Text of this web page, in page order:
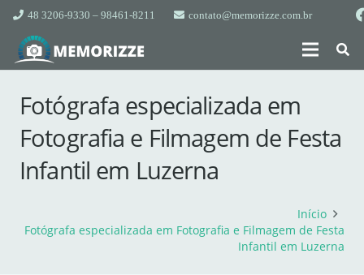
48 3206-9330 – 98461-8211 contato@memorizze.com.br
Fotógrafa especializada em
Fotografia e Filmagem de Festa
Infantil em Luzerna
Início
Fotógrafa especializada em Fotografia e Filmagem de Festa
Infantil em Luzerna